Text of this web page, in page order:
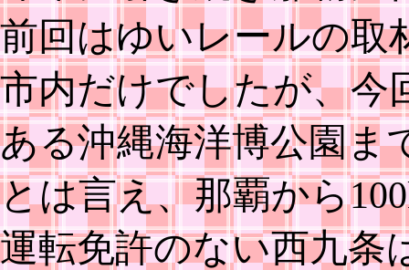
前回はゆいレールの取
市内だけでしたが、今
ある沖縄海洋博公園ま
とは言え、那覇から
運転免許のない西九条